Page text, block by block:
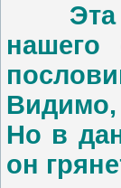
Эта
нашего
Видимо,
Но в
он